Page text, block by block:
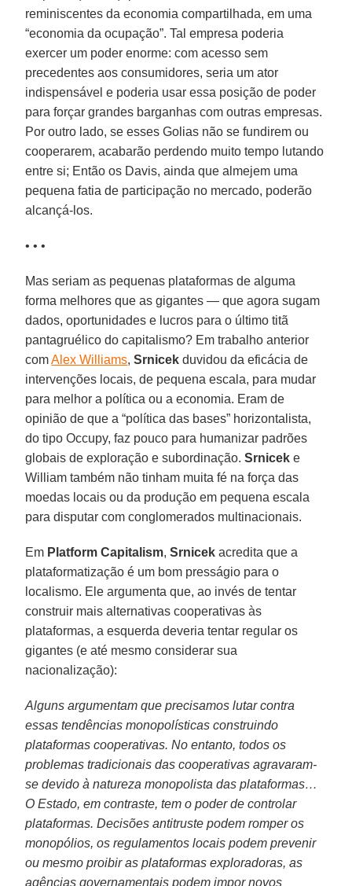
reminiscentes da economia compartilhada, em uma
“economia da ocupação”. Tal empresa poderia
exercer um poder enorme: com acesso sem
precedentes aos consumidores, seria um ator
indispensável e poderia usar essa posição de poder
para forçar grandes barganhas com outras empresas.
Por outro lado, se esses Golias não se fundirem ou
cooperarem, acabarão perdendo muito tempo lutando
entre si; Então os Davis, ainda que almejem uma
pequena fatia de participação no mercado, poderão
alcançá-los.
• • •
Mas seriam as pequenas plataformas de alguma
forma melhores que as gigantes — que agora sugam
dados, oportunidades e lucros para o último titã
pantagruélico do capitalismo? Em trabalho anterior
comAlex Williams,Srnicek duvidou da eficácia de
intervenções locais, de pequena escala, para mudar
para melhor a política ou a economia. Eram de
opinião de que a “política das bases” horizontalista,
do tipo Occupy, faz pouco para humanizar padrões
globais de exploração e subordinação.Srnicek e
William também não tinham muita fé na força das
moedas locais ou da produção em pequena escala
para disputar com conglomerados multinacionais.
Em Platform Capitalism,Srnicek acredita que a
plataformatização é um bom presságio para o
localismo. Ele argumenta que, ao invés de tentar
construir mais alternativas cooperativas às
plataformas, a esquerda deveria tentar regular os
gigantes (e até mesmo considerar sua
nacionalização):
Alguns argumentam que precisamos lutar contra
essas tendências monopolísticas construindo
plataformas cooperativas. No entanto, todos os
problemas tradicionais das cooperativas agravaram-
se devido à natureza monopolista das plataformas…
O Estado, em contraste, tem o poder de controlar
plataformas. Decisões antitruste podem romper os
monopólios, os regulamentos locais podem prevenir
ou mesmo proibir as plataformas exploradoras, as
agências governamentais podem impor novos